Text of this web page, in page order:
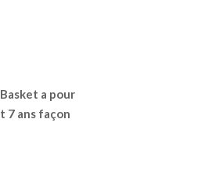
a pour
7 ans façon